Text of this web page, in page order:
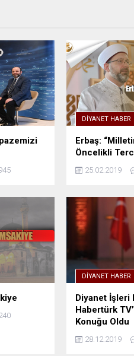
DIYANET HABER
Erbaş:
Öncelikli
25.02.2019
DIYANET HABER
Diyanet İşleri
Habertürk
Konuğu Oldu
28.12.2019